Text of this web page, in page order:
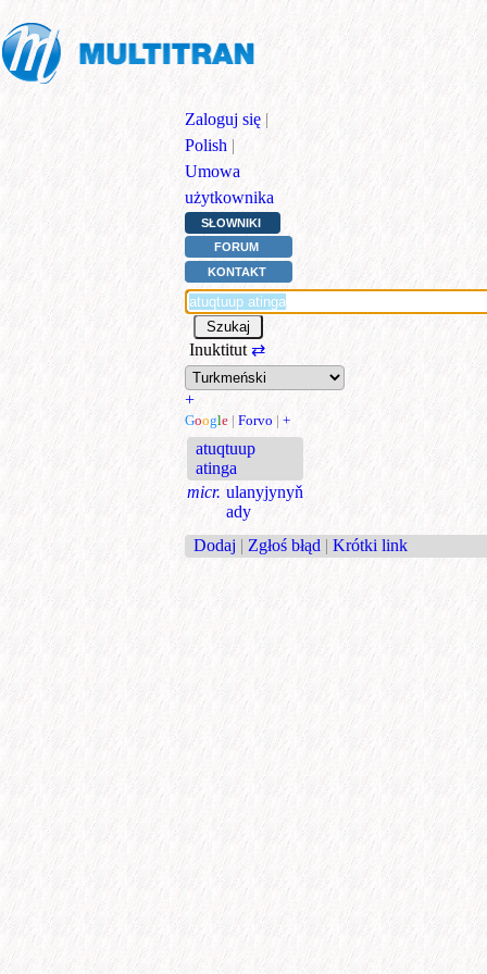
Zaloguj się |
Polish |
Umowa
użytkownika
SŁOWNIKI
FORUM
KONTAKT
Inuktitut⇄
+
Google | Forvo | +
atuqtuup
atinga
micr. ulanyjynyň
ady
Dodaj | Zgłoś błąd | Krótki link